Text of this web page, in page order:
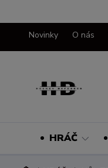
Novinky O nás
HRÁČ